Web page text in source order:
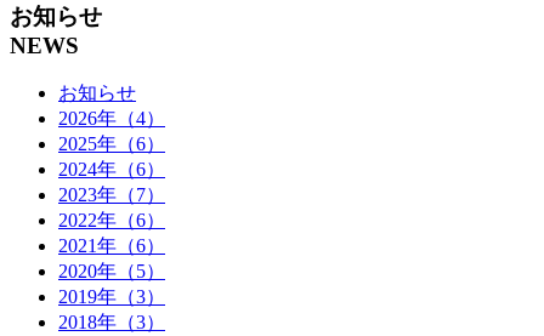
お知らせ
NEWS
お知らせ
2026年（4）
2025年（6）
2024年（6）
2023年（7）
2022年（6）
2021年（6）
2020年（5）
2019年（3）
2018年（3）